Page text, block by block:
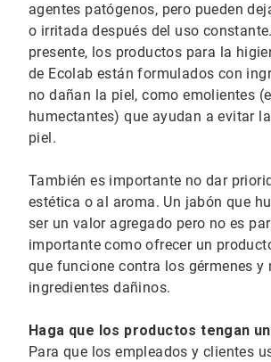
agentes patógenos, pero pueden
o irritada después del uso
presente, los productos para la
de Ecolab están formulados con
no dañan la piel, como emolientes
humectantes) que ayudan a evitar
piel.
También es importante no dar
estética o al aroma. Un jabón que
ser un valor agregado pero no es
importante como ofrecer un
que funcione contra los gérmenes y
ingredientes dañinos.
Haga que los productos tengan
Para que los empleados y clientes